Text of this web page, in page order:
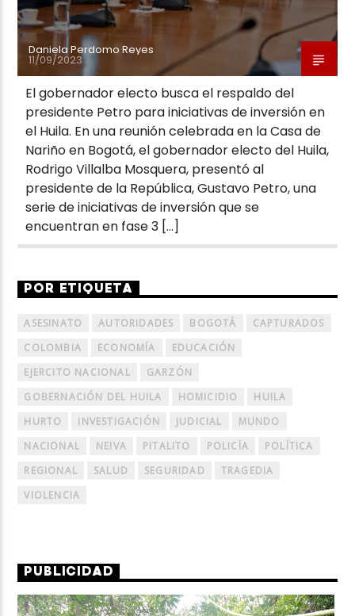
Daniela Perdomo Reyes
11/09/2023
El gobernador electo busca el respaldo del
presidente Petro para iniciativas de inversión en
el Huila. En una reunión celebrada en la Casa de
Nariño en Bogotá, el gobernador electo del Huila,
Rodrigo Villalba Mosquera, presentó al
presidente de la República, Gustavo Petro, una
serie de iniciativas de inversión que se
encuentran en fase 3 […]
POR ETIQUETA
ASESINATO AUTORIDADES BOGOTÁ
CAPTURADOS
COLOMBIA
ECONOMÍA
EDUCACIÓN
EJERCITO NACIONAL
GARZÓN
GOBERNACIÓN DEL HUILA
HOMICIDIO
HUILA
HURTO
INVESTIGACIÓN JUDICIAL
MUNDO
NACIONAL
NEIVA PITALITO POLICÍA
POLÍTICA
REGIONAL
SALUD SEGURIDAD
TRAGEDIA
VIOLENCIA
PUBLICIDAD